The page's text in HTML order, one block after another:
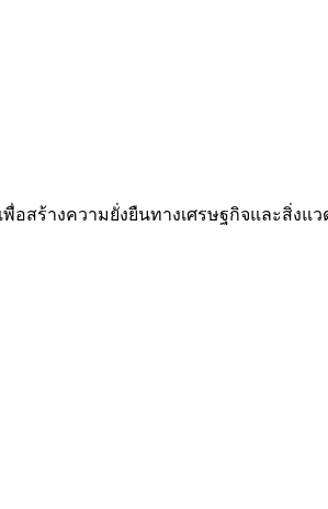
อสร้างความยั่งยืนทางเศรษฐกิจและสิ่